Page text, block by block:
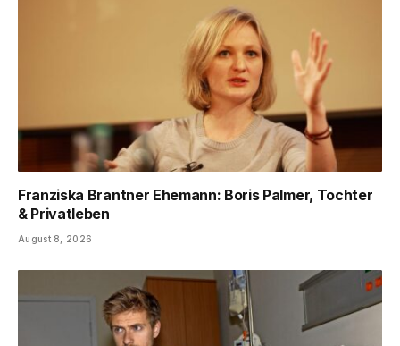
Franziska Brantner Ehemann: Boris Palmer, Tochter
& Privatleben
August 8, 2026